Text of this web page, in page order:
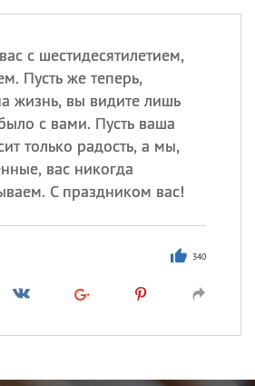
с шестидесятилетием,
Пусть же теперь,
жизнь, вы видите лишь
с вами. Пусть ваша
только радость, а мы,
вас никогда
С праздником вас!
340